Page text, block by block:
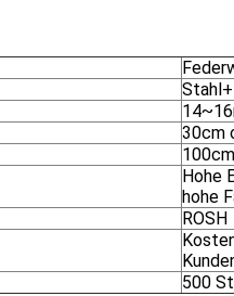
30cm
Hohe
hohe
ROSH
500